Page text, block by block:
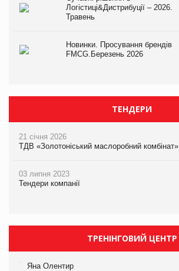
Логістиці&Дистрибуції – 2026.
Травень
Новинки. Просування брендів
FMCG.Березень 2026
ТЕНДЕРИ
21 січня 2026
ТДВ «Золотоніський маслоробний комбінат»
03 липня 2023
Тендери компанії
ТРЕНІНГОВИЙ ЦЕНТР
Яна Олентир